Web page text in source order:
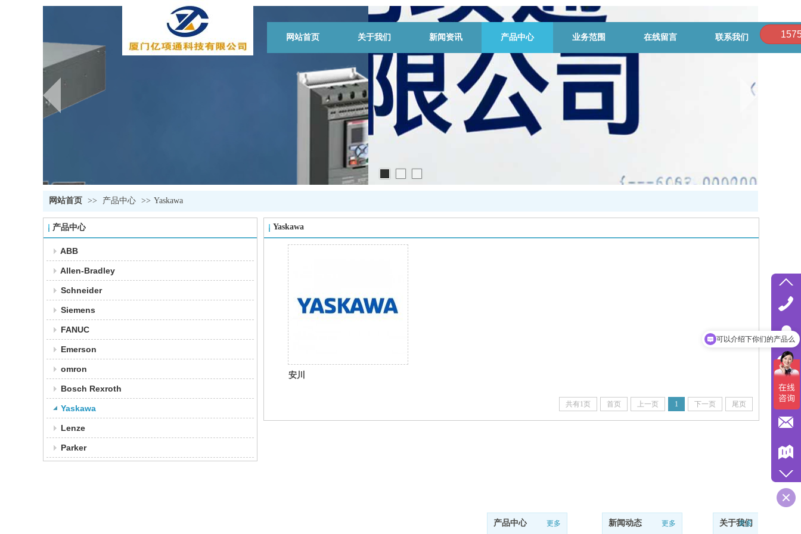
网站首页 关于我们 新闻资讯 产品中心 业务范围 在线留言 联系我们
网站首页 >> 产品中心 >> Yaskawa
产品中心
ABB
Allen-Bradley
Schneider
Siemens
FANUC
Emerson
omron
Bosch Rexroth
Yaskawa
Lenze
Parker
Yaskawa
安川
共有1页 首页 上一页 1 下一页 尾页
产品中心 更多 新闻动态 更多 关于我们
更多
可以介绍下你们的产品么